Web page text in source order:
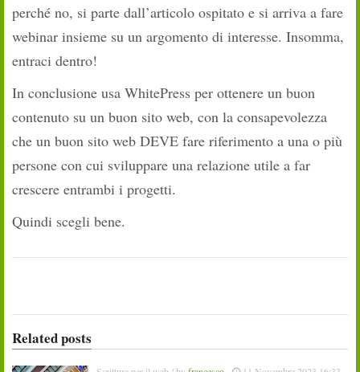
perché no, si parte dall’articolo ospitato e si arriva a fare
webinar insieme su un argomento di interesse. Insomma,
entraci dentro!
In conclusione usa WhitePress per ottenere un buon
contenuto su un buon sito web, con la consapevolezza
che un buon sito web DEVE fare riferimento a una o più
persone con cui sviluppare una relazione utile a far
crescere entrambi i progetti.
Quindi scegli bene.
Related posts